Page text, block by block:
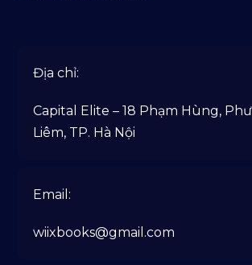
Địa chỉ:
Capital Elite – 18 Phạm Hùng,
Liêm, TP. Hà Nội
Email:
wiixbooks@gmail.com